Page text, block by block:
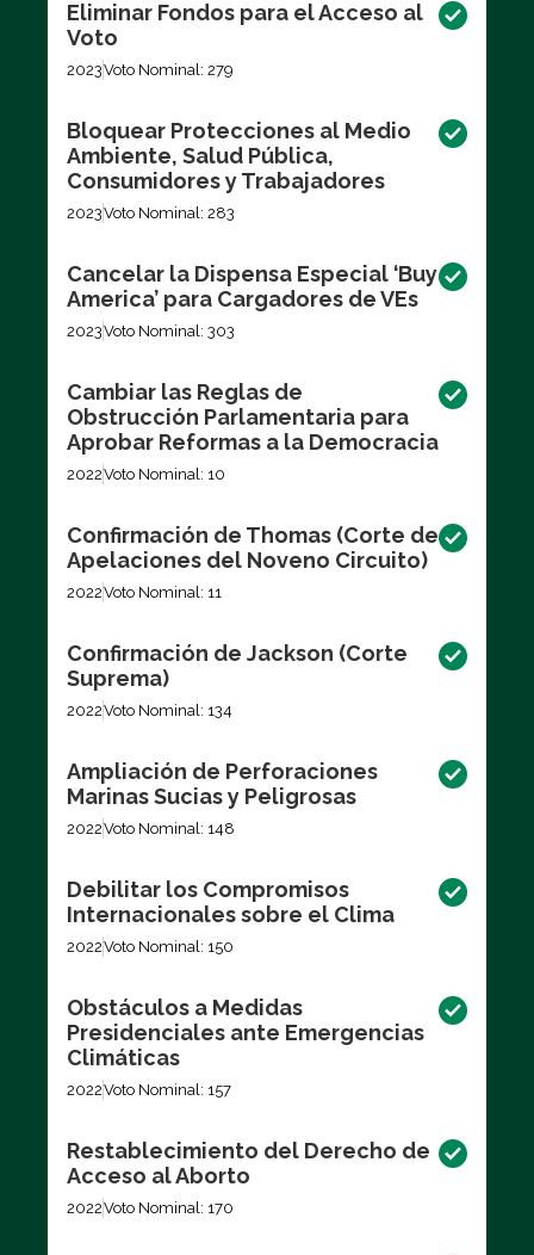
Eliminar Fondos para el Acceso al
Voto
2023Voto Nominal: 279
Bloquear Protecciones al Medio
Ambiente, Salud Pública,
Consumidores y Trabajadores
2023Voto Nominal: 283
Cancelar la Dispensa Especial ‘Buy
America’ para Cargadores de VEs
2023Voto Nominal: 303
Cambiar las Reglas de
Obstrucción Parlamentaria para
Aprobar Reformas a la Democracia
2022Voto Nominal: 10
Confirmación de Thomas (Corte de
Apelaciones del Noveno Circuito)
2022Voto Nominal: 11
Confirmación de Jackson (Corte
Suprema)
2022Voto Nominal: 134
Ampliación de Perforaciones
Marinas Sucias y Peligrosas
2022Voto Nominal: 148
Debilitar los Compromisos
Internacionales sobre el Clima
2022Voto Nominal: 150
Obstáculos a Medidas
Presidenciales ante Emergencias
Climáticas
2022Voto Nominal: 157
Restablecimiento del Derecho de
Acceso al Aborto
2022Voto Nominal: 170